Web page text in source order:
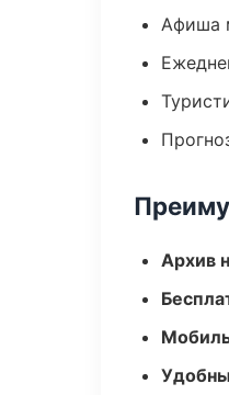
Афиша
Архив